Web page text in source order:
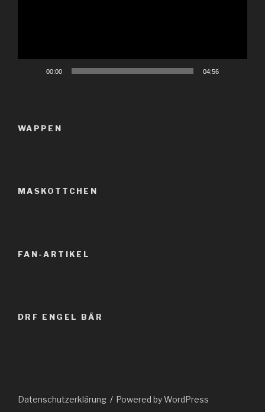
00:00 04:56
WAPPEN
MASKOTTCHEN
FAN-ARTIKEL
DRF ENGEL BÄR
Datenschutzerklärung Powered by WordPress